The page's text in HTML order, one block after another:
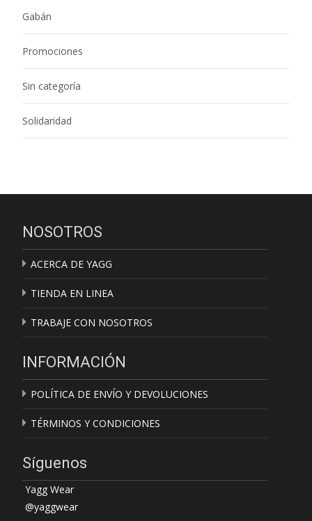
Gabán
Promociones
Sin categoría
Solidaridad
NOSOTROS
ACERCA DE YAGG
TIENDA EN LINEA
TRABAJE CON NOSOTROS
INFORMACIÓN
POLÍTICA DE ENVÍO Y DEVOLUCIONES
TÉRMINOS Y CONDICIONES
Síguenos
Yagg Wear
@yaggwear